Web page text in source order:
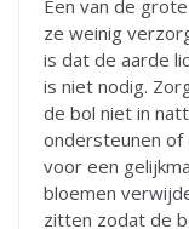
Een van de
ze weinig
is dat de aarde
is niet nodig.
de bol niet in
ondersteunen of
voor een
bloemen
zitten zodat de